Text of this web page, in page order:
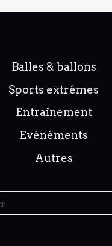
Balles & ballons
Sports extrêmes
Entraînement
Evénéments
Autres